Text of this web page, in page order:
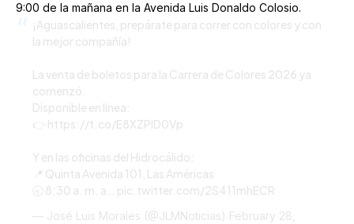
9:00 de la mañana en la Avenida Luis Donaldo Colosio.
¡Aguascalientes, prepárate para correr con colores y con
la mejor compañía!
La venta de boletos para la Carrera de Colores 2026 ya
comenzó.
Disponible en línea:
👉 https://t.co/E8XZPlD0Vp
Y en las oficinas del Hidrocálido:
📍 Quinta Avenida 101, Las Américas
🕣 8:30 a. m. a… pic.twitter.com/2S411mhECR
— José Luis Morales (@JLMNoticias) February 28,